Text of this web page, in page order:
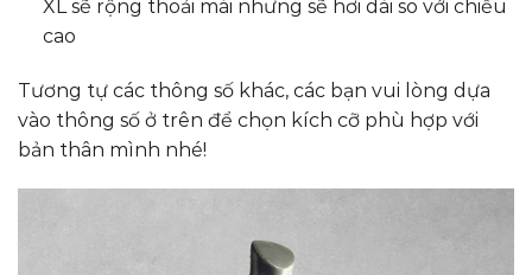
XL sẽ rộng thoải mái nhưng sẽ hơi dài so với chiều
cao
Tương tự các thông số khác, các bạn vui lòng dựa
vào thông số ở trên để chọn kích cỡ phù hợp với
bản thân mình nhé!